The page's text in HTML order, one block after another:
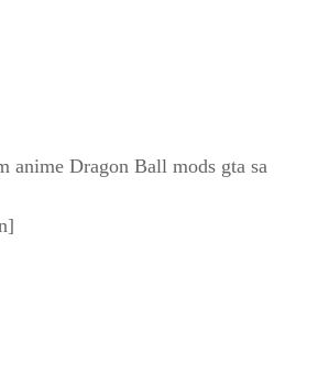
anime Dragon Ball mods gta sa